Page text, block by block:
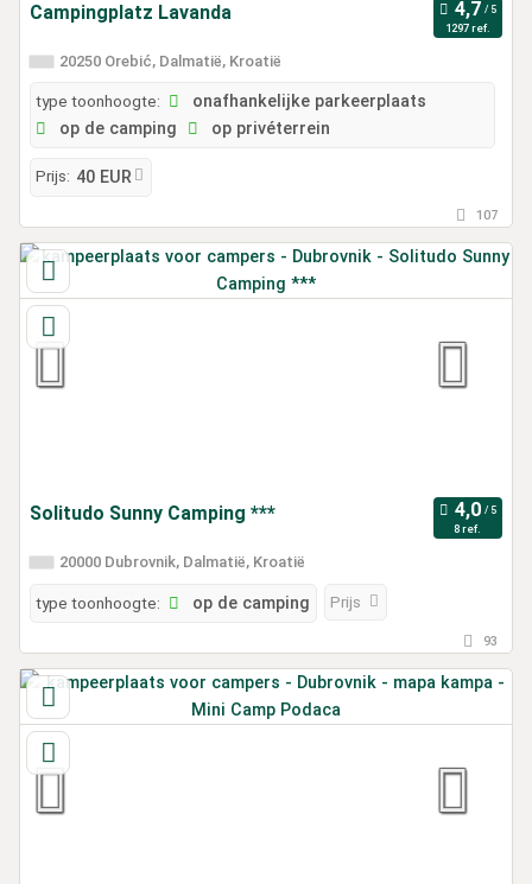
Campingplatz Lavanda
1297 ref.
20250 Orebić, Dalmatië, Kroatië
type toonhoogte:
onafhankelijke parkeerplaats
op de camping
op privéterrein
Prijs: 40 EUR
107
Solitudo Sunny Camping ***
8 ref.
20000 Dubrovnik, Dalmatië, Kroatië
type toonhoogte: op de camping Prijs
93